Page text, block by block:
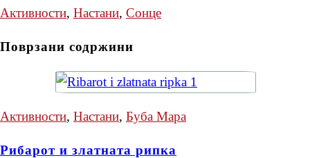
Активности, Настани, Сонце
Поврзани содржини
Активности, Настани, Буба Мара
Рибарот и златната рипка